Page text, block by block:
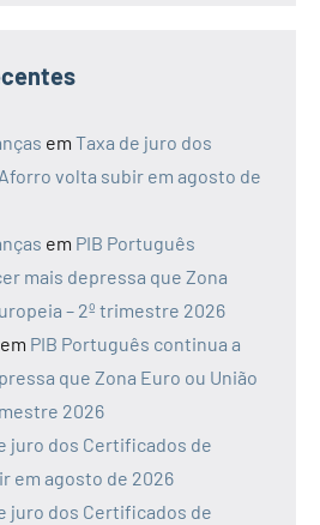
em Taxa de juro dos
volta subir em agosto de
em PIB Português
mais depressa que Zona
– 2º trimestre 2026
em PIB Português continua a
que Zona Euro ou União
2026
juro dos Certificados de
em agosto de 2026
juro dos Certificados de